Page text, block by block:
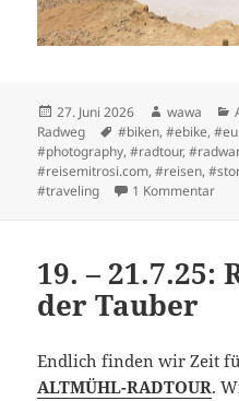
Posted
on
27. Juni 2026 Author
wawa
Radweg
Tags
#biken,#ebike,
#photography,#radtour,
#reisemitrosi.com,#reisen,
#traveling
1 Kommentarzu
19. – 21.7.25:
der Tauber
Endlich finden wir Zeit
ALTMÜHL-RADTOUR.